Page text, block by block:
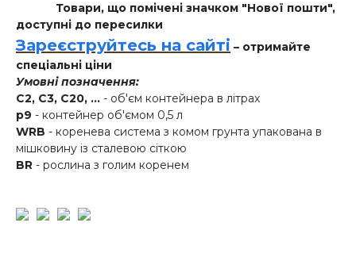
Товари, що помічені значком "Нової пошти",
доступні до пересилки
Зареєструйтесь на сайті – отримайте
спеціальні ціни
Умовні позначення:
C2, C3, C20, ... - об'єм контейнера в літрах
p9 - контейнер об'ємом 0,5 л
WRB - коренева система з комом грунта упакована в
мішковину із сталевою сіткою
BR - рослина з голим коренем